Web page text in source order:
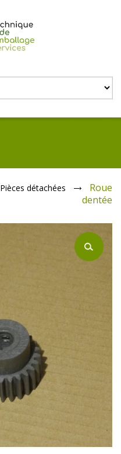
Pièces détachées
Roue
dentée